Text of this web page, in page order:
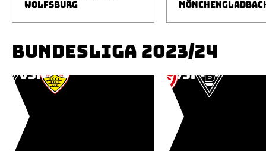
WOLFSBURG
BUNDESLIGA 2023/24